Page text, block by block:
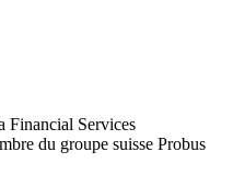
Financial Services
du groupe suisse Probus